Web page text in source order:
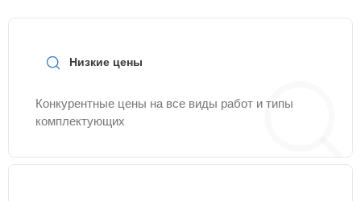
Низкие цены
Конкурентные цены на все виды работ и типы
комплектующих